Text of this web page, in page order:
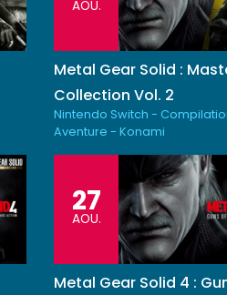
AOU.
Metal Gear Solid :
Collection Vol. 2
Nintendo Switch -
Aventure - Konami
27
AOU.
Metal Gear Solid 4 :